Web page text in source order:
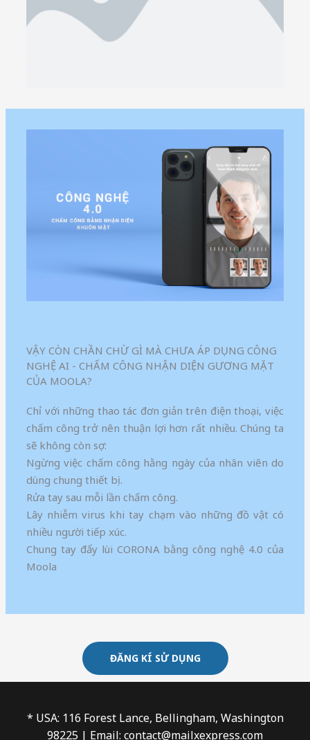
VẬY CÒN CHẦN CHỪ GÌ MÀ CHƯA ÁP DỤNG CÔNG
NGHỆ AI - CHẤM CÔNG NHẬN DIỆN GƯƠNG MẶT
CỦA MOOLA?
Chỉ với những thao tác đơn giản trên điện thoại, việc
chấm công trở nên thuận lợi hơn rất nhiều. Chúng ta
sẽ không còn sợ:
Ngừng việc chấm công hằng ngày của nhân viên do
dùng chung thiết bị.
Rửa tay sau mỗi lần chấm công.
Lây nhiễm virus khi tay chạm vào những đồ vật có
nhiều người tiếp xúc.
Chung tay đẩy lùi CORONA bằng công nghệ 4.0 của
Moola
ĐĂNG KÍ SỬ DỤNG
* USA: 116 Forest Lance, Bellingham, Washington
98225 | Email: contact@mailxexpress.com